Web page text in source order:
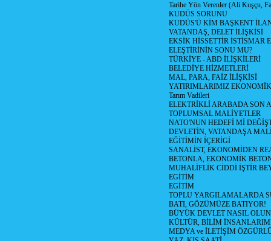
Tarihe Yön Verenler (Ali Kuşçu,
KUDÜS SORUNU
KUDÜS'Ü KİM BAŞKENT
VATANDAŞ, DELET İLİŞKİSİ
EKSİK HİSSETTİR İSTİSMAR
ELEŞTİRİNİN SONU MU?
TÜRKİYE - ABD İLİŞKİLERİ
BELEDİYE HİZMETLERİ
MAL, PARA, FAİZ İLİŞKİSİ
YATIRIMLARIMIZ
Tarım Vadileri
ELEKTRİKLİ ARABADA SON
TOPLUMSAL MALİYETLER
NATO'NUN HEDEFİ Mİ
DEVLETİN, VATANDAŞA
EĞİTİMİN İÇERİGİ
SANALİST, EKONOMİDEN
BETONLA, EKONOMİK
MUHALİFLİK CİDDİ İŞTİR
EGİTİM
EGİTİM
TOPLU YARGILAMALARDA
BATI, GÖZÜMÜZE BATIYOR!
BÜYÜK DEVLET NASIL
KÜLTÜR, BİLİM
MEDYA ve İLETİŞİM